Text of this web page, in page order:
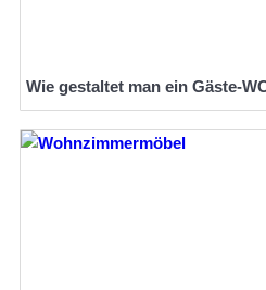
Wie gestaltet man ein Gäste-